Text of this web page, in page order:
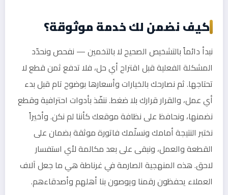
كيف نضمن لك خدمة موثوقة؟
نبدأ دائماً بالتشخيص الصحيح لا بالتخمين — نفحص ونحدّد
المشكلة الفعلية قبل اقتراح أي حل، فلا تدفع ثمن قطع لا
تحتاجها. ثم نصارحك بالخيارات وأسعارها بوضوح تام قبل بدء
أي عمل، والقرار قرارك بلا ضغط. ننفّذ بأدوات احترافية وقطع
نضمنها، ونحافظ على نظافة موقعك كأننا لم نكن. وأخيراً
نختبر النتيجة أمامك ونسلّمك فاتورة موثقة بضمان على
القطعة والعمل، ونبقى على بعد مكالمة لأي استفسار
لاحق. هذه المنهجية الصارمة في غرناطة هي ما جعل آلاف
العملاء يحفظون رقمنا ويوصون بنا أهلهم وأصدقاءهم.